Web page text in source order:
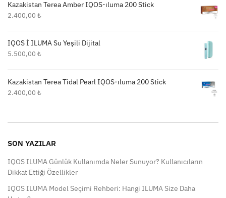
Kazakistan Terea Amber IQOS-ıluma 200 Stick
2.400,00 ₺
IQOS İ ILUMA Su Yeşili Dijital
5.500,00 ₺
Kazakistan Terea Tidal Pearl IQOS-ıluma 200 Stick
2.400,00 ₺
SON YAZILAR
IQOS ILUMA Günlük Kullanımda Neler Sunuyor? Kullanıcıların
Dikkat Ettiği Özellikler
IQOS ILUMA Model Seçimi Rehberi: Hangi ILUMA Size Daha